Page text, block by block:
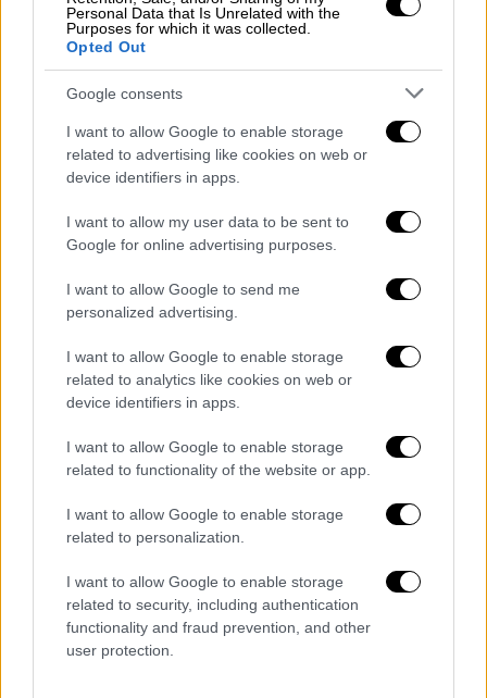
Personal Data that Is Unrelated with the
Purposes for which it was collected.
Opted Out
Google consents
I want to allow Google to enable storage
related to advertising like cookies on web or
device identifiers in apps.
I want to allow my user data to be sent to
Google for online advertising purposes.
I want to allow Google to send me
personalized advertising.
I want to allow Google to enable storage
related to analytics like cookies on web or
device identifiers in apps.
I want to allow Google to enable storage
related to functionality of the website or app.
I want to allow Google to enable storage
related to personalization.
I want to allow Google to enable storage
related to security, including authentication
functionality and fraud prevention, and other
user protection.
Αθλητισμός| 04.06.2023 09:55
«Θα σε αγαπώ για όλη μου τη ζωή» -
Συγκινεί η ανάρτηση της κόρης του
οπαδού της Ρίβερ Πλέιτ που πέθανε
πέφτοντας στο κενό
Θλίψη προκάλεσε η είδηση ότι οπαδός της
Ρίβερ Πλέιτ βρήκε τραγικό θάνατο κατά τη
διάρκεια αγώνα με τη Ντέφενσα Χουστίσια
στην Αργεντινή, πέφτοντας από το διάζωμα